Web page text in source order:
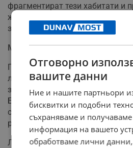
фрагментират тези хабитати и
животните да пресичат, за да
зона в друга, което увеличава
Местността Драгосинов чарк
Пътеката Ролбан, където е
лисица, се намира
за хижа Вихрен, на около 4
Банско. Тя е специално
специфични нужди и е
разходки.
Лисицата е един от типичните
Отговорно
вашите данни
Ние и нашите партньори
бисквитки и подобни
съхраняваме и
информация на вашето
обработваме лични